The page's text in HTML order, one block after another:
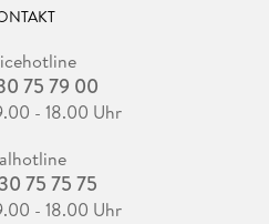
75 79 00
- 18.00 Uhr
75 75 75
- 18.00 Uhr